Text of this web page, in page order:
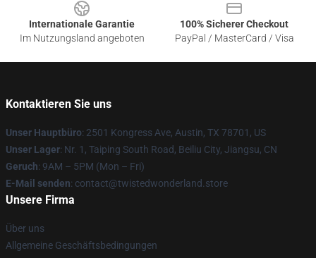
Internationale Garantie
Im Nutzungsland angeboten
100% Sicherer Checkout
PayPal / MasterCard / Visa
Kontaktieren Sie uns
Unser Hauptbüro: 2501 Kongress Ave, Austin, TX 78701, US
Unser Lager: Nr. 1, Taiping South Road, Beiliu City, Jiangsu, CN
Geruch: 9AM – 5PM (Mon – Fri)
E-Mail senden: contact@twistedwonderland.store
Unsere Firma
Über uns
Allgemeine Geschäftsbedingungen